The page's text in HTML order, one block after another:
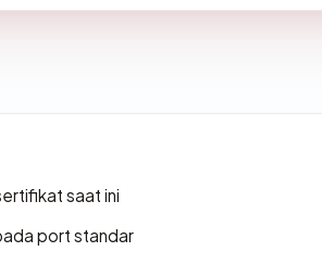
saat ini
port standar